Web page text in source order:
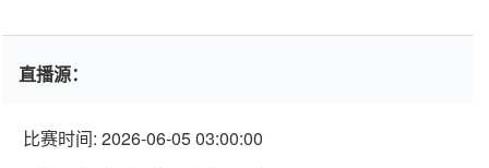
直播源：
比赛时间: 2026-06-05 03:00:00